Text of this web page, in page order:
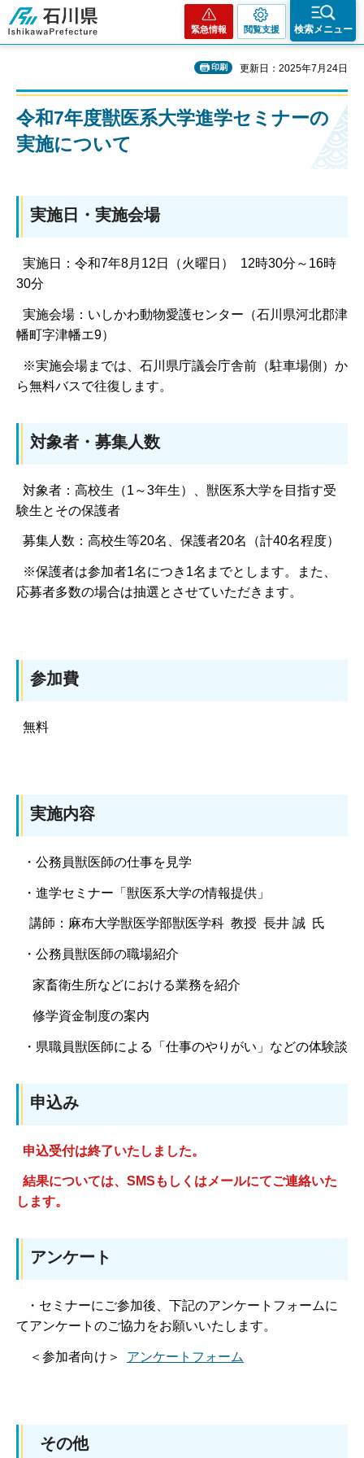
石川県
緊急情報 閲覧支援 検索メニュー
印刷 更新日：2025年7月24日
令和7年度獣医系大学進学セミナーの
実施について
実施日・実施会場
実施日：令和7年8月12日（火曜日） 12時30分～16時
30分
実施会場：いしかわ動物愛護センター（石川県河北郡津
幡町字津幡エ9）
※実施会場までは、石川県庁議会庁舎前（駐車場側）か
ら無料バスで往復します。
対象者・募集人数
対象者：高校生（1～3年生）、獣医系大学を目指す受
験生とその保護者
募集人数：高校生等20名、保護者20名（計40名程度）
※保護者は参加者1名につき1名までとします。また、
応募者多数の場合は抽選とさせていただきます。
参加費
無料
実施内容
・公務員獣医師の仕事を見学
・進学セミナー「獣医系大学の情報提供」
講師：麻布大学獣医学部獣医学科 教授 長井 誠 氏
・公務員獣医師の職場紹介
家畜衛生所などにおける業務を紹介
修学資金制度の案内
・県職員獣医師による「仕事のやりがい」などの体験談
申込み
申込受付は終了いたしました。
結果については、SMSもしくはメールにてご連絡いた
します。
アンケート
・セミナーにご参加後、下記のアンケートフォームに
てアンケートのご協力をお願いいたします。
＜参加者向け＞ アンケートフォーム
その他